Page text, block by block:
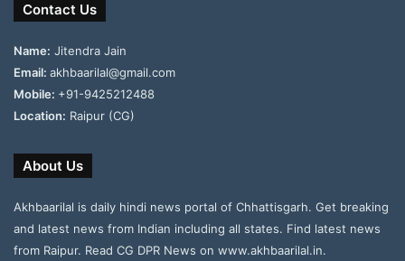
Contact Us
Name: Jitendra Jain
Email: akhbaarilal@gmail.com
Mobile: +91-9425212488
Location: Raipur (CG)
About Us
Akhbaarilal is daily hindi news portal of Chhattisgarh. Get breaking
and latest news from Indian including all states. Find latest news
from Raipur. Read CG DPR News on www.akhbaarilal.in.